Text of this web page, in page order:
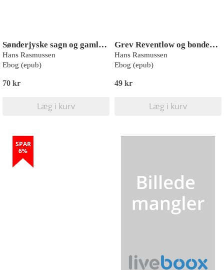
Sønderjyske sagn og gamle fortællinger
Hans Rasmussen
Ebog (epub)
70 kr
Læg i kurv
Grev Reventlow og bondens frigørelse
Hans Rasmussen
Ebog (epub)
49 kr
Læg i kurv
SPAR
6%